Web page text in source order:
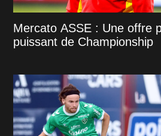
Mercato ASSE : Une offre
puissant de Championship